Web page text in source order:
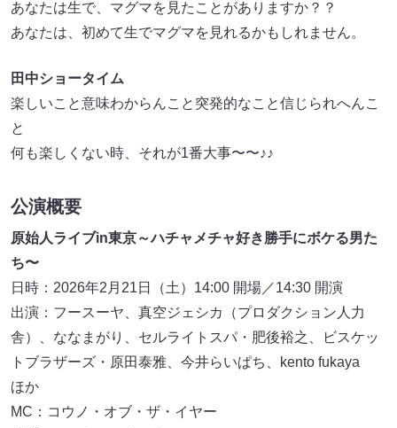
あなたは生で、マグマを見たことがありますか？？
あなたは、初めて生でマグマを見れるかもしれません。
田中ショータイム
楽しいこと意味わからんこと突発的なこと信じられへんこ
と
何も楽しくない時、それが1番大事〜〜♪♪
公演概要
原始人ライブin東京～ハチャメチャ好き勝手にボケる男た
ち〜
日時：2026年2月21日（土）14:00 開場／14:30 開演
出演：フースーヤ、真空ジェシカ（プロダクション人力
舎）、ななまがり、セルライトスパ・肥後裕之、ビスケッ
トブラザーズ・原田泰雅、今井らいぱち、kento fukaya
ほか
MC：コウノ・オブ・ザ・イヤー